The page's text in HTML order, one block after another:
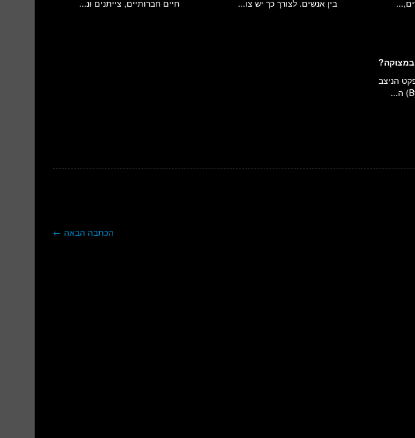
בין אנשים. לצורך כך יש צו...
חיים חברותיים, צייתנים ונ...
במצוקה?
הניצב
הכתבה הבאה ←